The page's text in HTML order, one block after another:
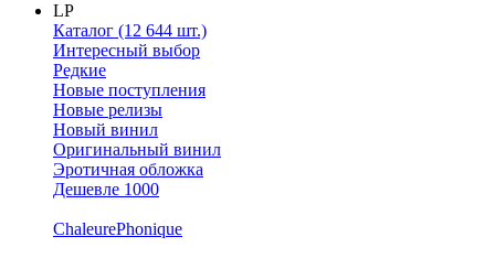
LP
Каталог (12 644 шт.)
Интересный выбор
Редкие
Новые поступления
Новые релизы
Новый винил
Оригинальный винил
Эротичная обложка
Дешевле 1000
ChaleurePhonique